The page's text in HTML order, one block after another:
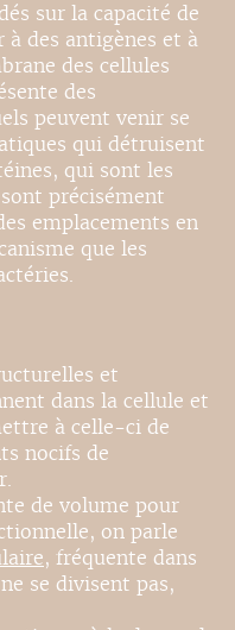
sur la capacité de
des antigènes et à
des cellules
des
peuvent venir se
qui détruisent
qui sont les
précisément
emplacements en
que les
et
dans la cellule et
à celle-ci de
nocifs de
de volume pour
on parle
, fréquente dans
se divisent pas,